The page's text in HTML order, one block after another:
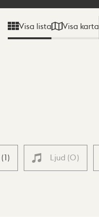
Visa lista Visa karta
(1) Ljud (0)